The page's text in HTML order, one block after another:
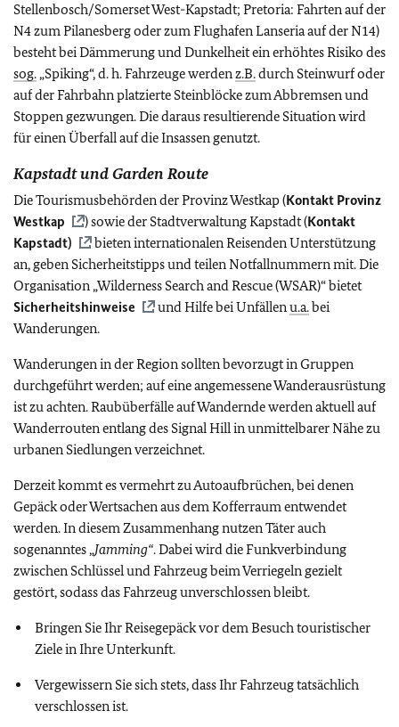
Stellenbosch/Somerset West-Kapstadt; Pretoria: Fahrten auf der
N4 zum Pilanesberg oder zum Flughafen Lanseria auf der N14)
besteht bei Dämmerung und Dunkelheit ein erhöhtes Risiko des
sog.„Spiking“, d. h. Fahrzeuge werdenz.B.durch Steinwurf oder
auf der Fahrbahn platzierte Steinblöcke zum Abbremsen und
Stoppen gezwungen. Die daraus resultierende Situation wird
für einen Überfall auf die Insassen genutzt.
Kapstadt und Garden Route
Die Tourismusbehörden der Provinz Westkap (Kontakt Provinz
Westkap
) sowie der Stadtverwaltung Kapstadt (Kontakt
Kapstadt)
bieten internationalen Reisenden Unterstützung
an, geben Sicherheitstipps und teilen Notfallnummern mit.Die
Organisation „Wilderness Search and Rescue (WSAR)“ bietet
Sicherheitshinweise
und Hilfe bei Unfällenu.a.bei
Wanderungen.
Wanderungen in der Region sollten bevorzugt in Gruppen
durchgeführt werden; auf eine angemessene Wanderausrüstung
ist zu achten. Raubüberfälle auf Wandernde werden aktuell auf
Wanderrouten entlang des Signal Hill in unmittelbarer Nähe zu
urbanen Siedlungen verzeichnet.
Derzeit kommt es vermehrt zu Autoaufbrüchen, bei denen
Gepäck oder Wertsachen aus dem Kofferraum entwendet
werden. In diesem Zusammenhang nutzen Täter auch
sogenanntes „Jamming“. Dabei wird die Funkverbindung
zwischen Schlüssel und Fahrzeug beim Verriegeln gezielt
gestört, sodass das Fahrzeug unverschlossen bleibt.
Bringen Sie Ihr Reisegepäck vor dem Besuch touristischer
Ziele in Ihre Unterkunft.
Vergewissern Sie sich stets, dass Ihr Fahrzeug tatsächlich
verschlossen ist.